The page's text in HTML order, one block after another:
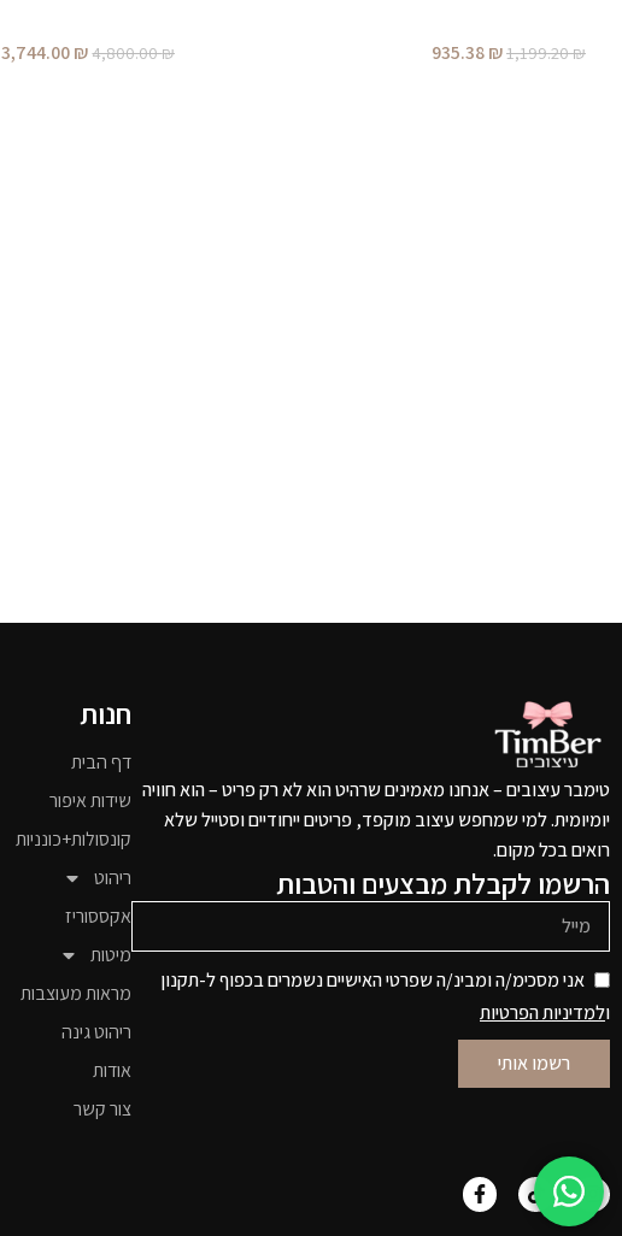
1,199.20₪
935.38₪
4,800.00₪
3,744.00₪
טימבר עיצובים – אנחנו מאמינים שרהיט הוא לא רק פריט – הוא חוויה
יומיומית. למי שמחפש עיצוב מוקפד, פריטים ייחודיים וסטייל שלא
רואים בכל מקום.
הרשמו לקבלת מבצעים והטבות
אני מסכימ/ה ומבינ/ה שפרטי האישיים נשמרים בכפוף ל-תקנון
ולמדיניות הפרטיות
רשמו אותי
חנות
דף הבית
שידות איפור
קונסולות+כונניות
ריהוט
אקססוריז
מיטות
מראות מעוצבות
ריהוט גינה
אודות
צור קשר